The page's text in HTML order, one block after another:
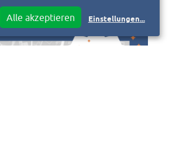
Alle akzeptieren Einstellungen...